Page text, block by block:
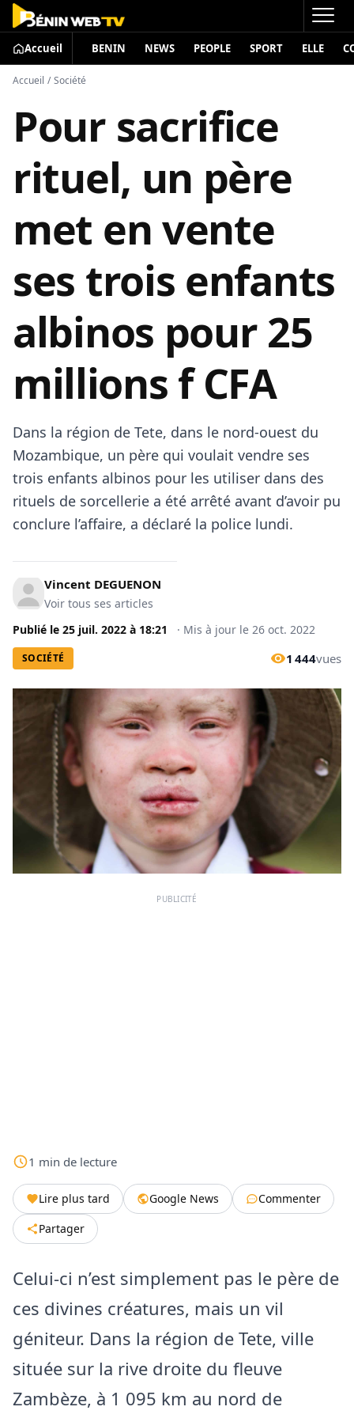
Accueil BENIN NEWS PEOPLE SPORT ELLE
Accueil / Société
Pour sacrifice
rituel, un père
met en vente
ses trois enfants
albinos pour 25
millions f CFA
Dans la région de Tete, dans le nord-ouest du
Mozambique, un père qui voulait vendre ses
trois enfants albinos pour les utiliser dans des
rituels de sorcellerie a été arrêté avant d’avoir pu
conclure l’affaire, a déclaré la police lundi.
Vincent DEGUENON
Voir tous ses articles
Publié le 25 juil. 2022 à 18:21 · Mis à jour le 26 oct. 2022
SOCIÉTÉ 1 444vues
PUBLICITÉ
1 min de lecture
Lire plus tard Google News
Commenter
Partager
Celui-ci n’est simplement pas le père de
ces divines créatures, mais un vil
géniteur. Dans la région de Tete, ville
située sur la rive droite du fleuve
Zambèze, à 1 095 km au nord de